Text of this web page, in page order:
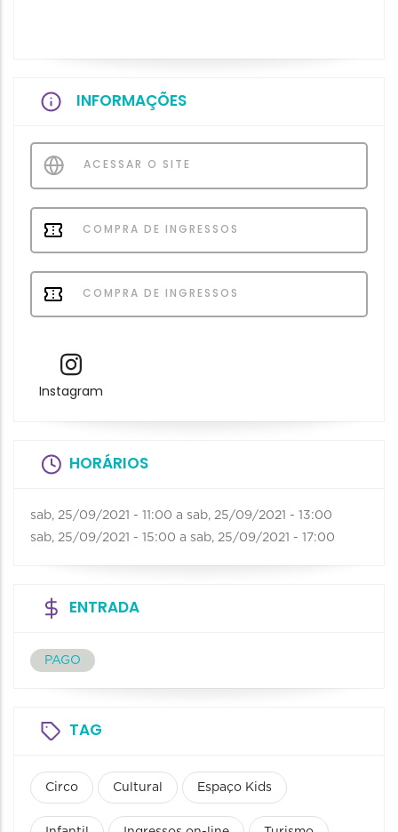
INFORMAÇÕES
ACESSAR O SITE
COMPRA DE INGRESSOS
COMPRA DE INGRESSOS
Instagram
HORÁRIOS
sab, 25/09/2021 - 11:00 a sab, 25/09/2021 - 13:00
sab, 25/09/2021 - 15:00 a sab, 25/09/2021 - 17:00
ENTRADA
PAGO
TAG
Circo Cultural Espaço Kids